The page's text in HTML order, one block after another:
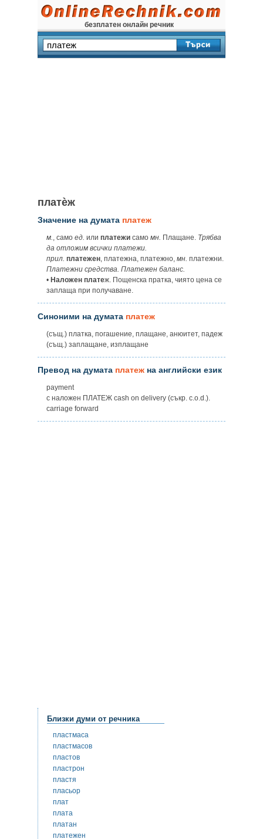
безплатен онлайн речник
платѐж
Значение на думата платеж
м., само ед. или платежи само мн. Плащане. Трябва
да отложим всички платежи.
прил. платежен, платежна, платежно, мн. платежни.
Платежни средства. Платежен баланс.
• Наложен платеж. Пощенска пратка, чиято цена се
заплаща при получаване.
Синоними на думата платеж
(същ.) платка, погашение, плащане, анюитет, падеж
(същ.) заплащане, изплащане
Превод на думата платеж на английски език
payment
с наложен ПЛАТЕЖ cash on delivery (съкр. c.o.d.).
carriage forward
Близки думи от речника
пластмаса
пластмасов
пластов
пластрон
пластя
пласьор
плат
плата
платан
платежен